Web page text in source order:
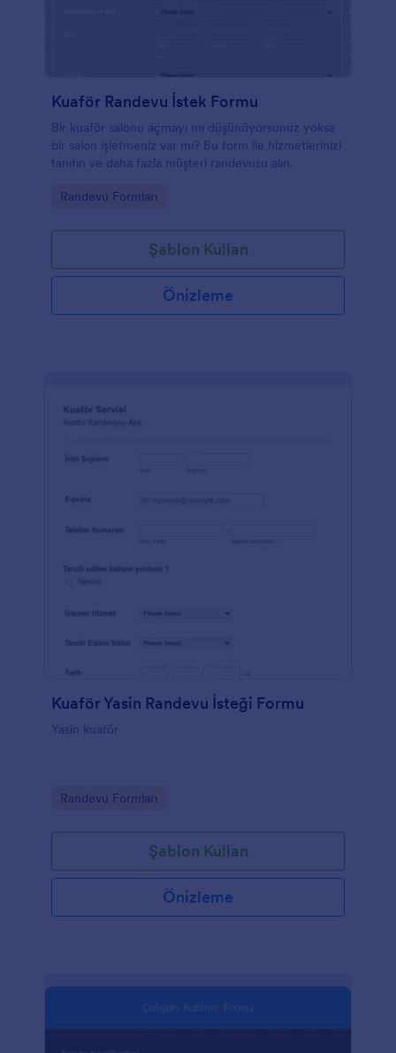
Kuaför Randevu İstek Formu
Bir kuaför salonu açmayı mı düşünüyorsunuz yoksa
bir salon işletmeniz var mı? Bu form ile hizmetlerinizi
tanıtın ve daha fazla müşteri randevusu alın.
Go to Category:
Randevu Formları
Şablon Kullan
Önizleme
Kuaför Yasin Randevu İsteği Formu
Yasin kuaför
Go to Category:
Randevu Formları
Şablon Kullan
Önizleme